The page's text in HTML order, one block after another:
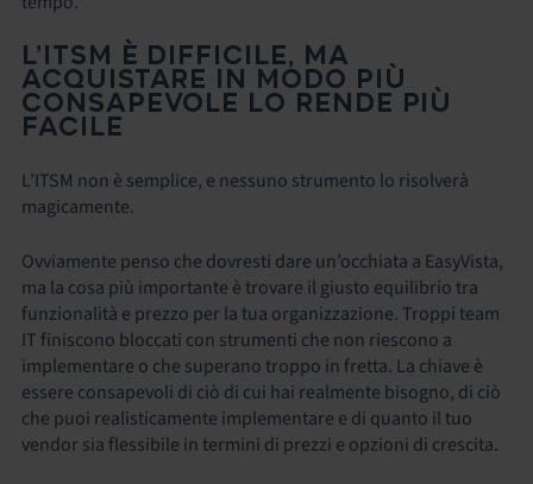
L’ITSM È DIFFICILE, MA
ACQUISTARE IN MODO PIÙ
CONSAPEVOLE LO RENDE PIÙ
FACILE
L’ITSM non è semplice, e nessuno strumento lo risolverà
magicamente.
Ovviamente penso che dovresti dare un’occhiata a EasyVista,
ma la cosa più importante è trovare il giusto equilibrio tra
funzionalità e prezzo per la tua organizzazione. Troppi team
IT finiscono bloccati con strumenti che non riescono a
implementare o che superano troppo in fretta. La chiave è
essere consapevoli di ciò di cui hai realmente bisogno, di ciò
che puoi realisticamente implementare e di quanto il tuo
vendor sia flessibile in termini di prezzi e opzioni di crescita.